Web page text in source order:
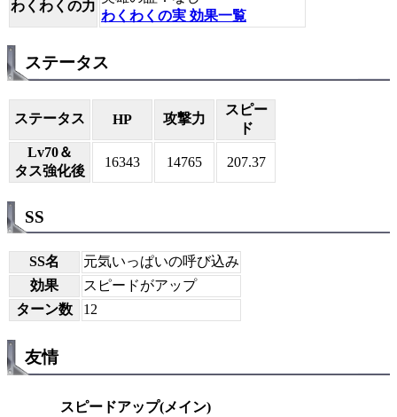
わくわくの力
わくわくの実 効果一覧
ステータス
ステータス HP 攻撃力
スピー
ド
Lv70＆
タス強化後
16343 14765 207.37
SS
SS名
元気いっぱいの呼び込み
効果
スピードがアップ
ターン数
12
友情
スピードアップ(メイン)